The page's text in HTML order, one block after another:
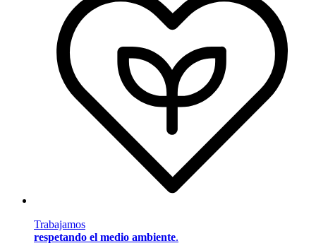
Trabajamos
respetando el medio ambiente.